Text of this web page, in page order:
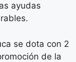
ayudas
se dota con 2
de la